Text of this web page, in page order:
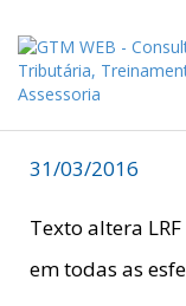
31/03/2016
Texto altera
em todas as